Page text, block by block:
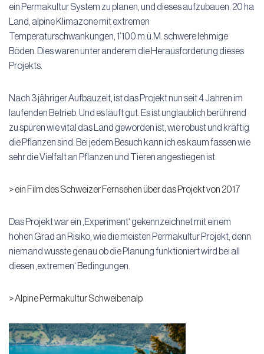
ein Permakultur System zu planen, und dieses aufzubauen. 20 ha
Land, alpine Klimazone mit extremen
Temperaturschwankungen, 1’100 m.ü.M. schwere lehmige
Böden. Dies waren unter anderem die Herausforderung dieses
Projekts.
Nach 3 jähriger Aufbauzeit, ist das Projekt nun seit 4 Jahren im
laufenden Betrieb. Und es läuft gut. Es ist unglaublich berührend
zu spüren wie vital das Land geworden ist, wie robust und kräftig
die Pflanzen sind. Bei jedem Besuch kann ich es kaum fassen wie
sehr die Vielfalt an Pflanzen und Tieren angestiegen ist.
> ein Film des Schweizer Fernsehen über das Projekt von 2017
Das Projekt war ein ‚Experiment‘ gekennzeichnet mit einem
hohen Grad an Risiko, wie die meisten Permakultur Projekt, denn
niemand wusste genau ob die Planung funktioniert wird bei all
diesen ‚extremen‘ Bedingungen.
> Alpine Permakultur Schweibenalp